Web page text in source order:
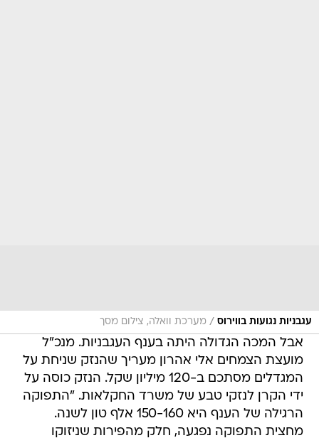
עגבניות נגועות בווירוס / מערכת וואלה, צילום מסך
אבל המכה הגדולה היתה בענף העגבניות. מנכ"ל
מועצת הצמחים אלי אהרון מעריך שהנזק שניחת על
המגדלים מסתכם ב-120 מיליון שקל. הנזק כוסה על
ידי הקרן לנזקי טבע של משרד החקלאות. "התפוקה
הרגילה של הענף היא 150-160 אלף טון לשנה.
מחצית התפוקה נפגעה, חלק מהפירות שניזוקו